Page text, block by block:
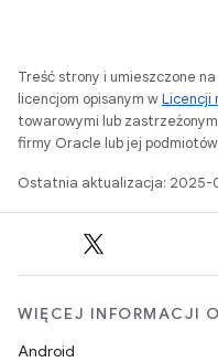
Treść strony i umieszczone
licencjom opisanym wLicencji
towarowymi lub
firmy Oracle lub jej
Ostatnia aktualizacja: 2025-
WIĘCEJ INFORMACJI
Android